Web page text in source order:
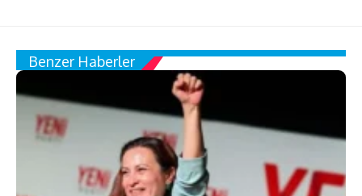
Benzer Haberler